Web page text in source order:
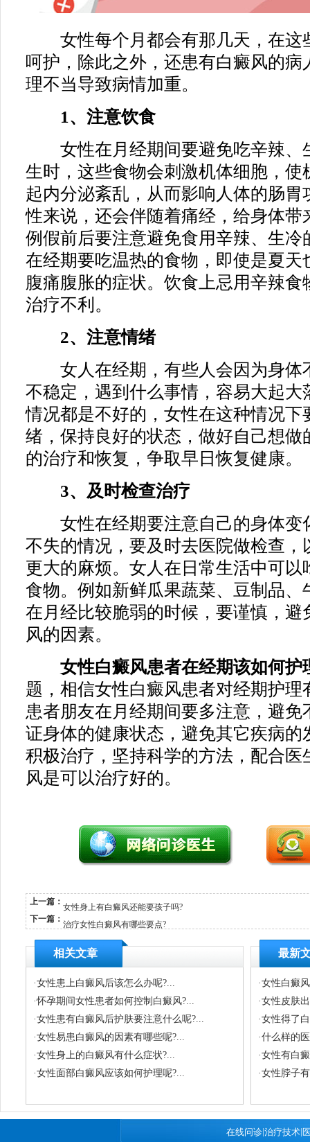
女性每个月都会有那几天，在这
呵护，除此之外，还患有白癜风的病
理不当导致病情加重。
1、注意饮食
女性在月经期间要避免吃辛辣、
生时，这些食物会刺激机体细胞，使
起内分泌紊乱，从而影响人体的肠胃
性来说，还会伴随着痛经，给身体带
例假前后要注意避免食用辛辣、生冷
在经期要吃温热的食物，即使是夏天
腹痛腹胀的症状。饮食上忌用辛辣食
治疗不利。
2、注意情绪
女人在经期，有些人会因为身体
不稳定，遇到什么事情，容易大起大
情况都是不好的，女性在这种情况下
绪，保持良好的状态，做好自己想做
的治疗和恢复，争取早日恢复健康。
3、及时检查治疗
女性在经期要注意自己的身体变
不失的情况，要及时去医院做检查，
更大的麻烦。女人在日常生活中可以
食物。例如新鲜瓜果蔬菜、豆制品、
在月经比较脆弱的时候，要谨慎，避
风的因素。
女性白癜风患者在经期该如何护
题，相信女性白癜风患者对经期护理
患者朋友在月经期间要多注意，避免
证身体的健康状态，避免其它疾病的
积极治疗，坚持科学的方法，配合医
风是可以治疗好的。
上一篇： 女性身上有白癜风还能要孩子吗?
下一篇： 治疗女性白癜风有哪些要点?
相关文章
·女性患上白癜风后该怎么办呢?...
·怀孕期间女性患者如何控制白癜风?...
·女性患有白癜风后护肤要注意什么呢?...
·女性易患白癜风的因素有哪些呢?...
·女性身上的白癜风有什么症状?...
·女性面部白癜风应该如何护理呢?...
最新
·女性白癜
·女性皮肤
·女性得了
·什么样的
·女性有白
·女性脖子
在线问诊|治疗技术|